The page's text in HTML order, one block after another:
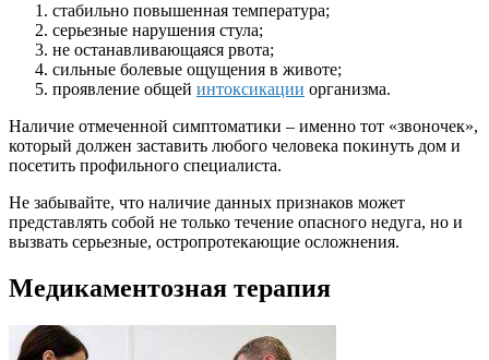
стабильно повышенная температура;
серьезные нарушения стула;
не останавливающаяся рвота;
сильные болевые ощущения в животе;
проявление общей интоксикации организма.
Наличие отмеченной симптоматики – именно тот «звоночек»,
который должен заставить любого человека покинуть дом и
посетить профильного специалиста.
Не забывайте, что наличие данных признаков может
представлять собой не только течение опасного недуга, но и
вызвать серьезные, остропротекающие осложнения.
Медикаментозная терапия